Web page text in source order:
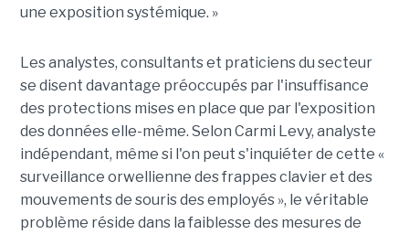
une exposition systémique. »
Les analystes, consultants et praticiens du secteur
se disent davantage préoccupés par l'insuffisance
des protections mises en place que par l'exposition
des données elle-même. Selon Carmi Levy, analyste
indépendant, même si l'on peut s'inquiéter de cette «
surveillance orwellienne des frappes clavier et des
mouvements de souris des employés », le véritable
problème réside dans la faiblesse des mesures de